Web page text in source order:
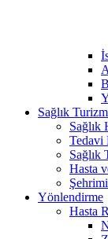
Sağlık
Sağlık
Tedavi
Sağlık
Hasta
Yönlendirme
Hasta